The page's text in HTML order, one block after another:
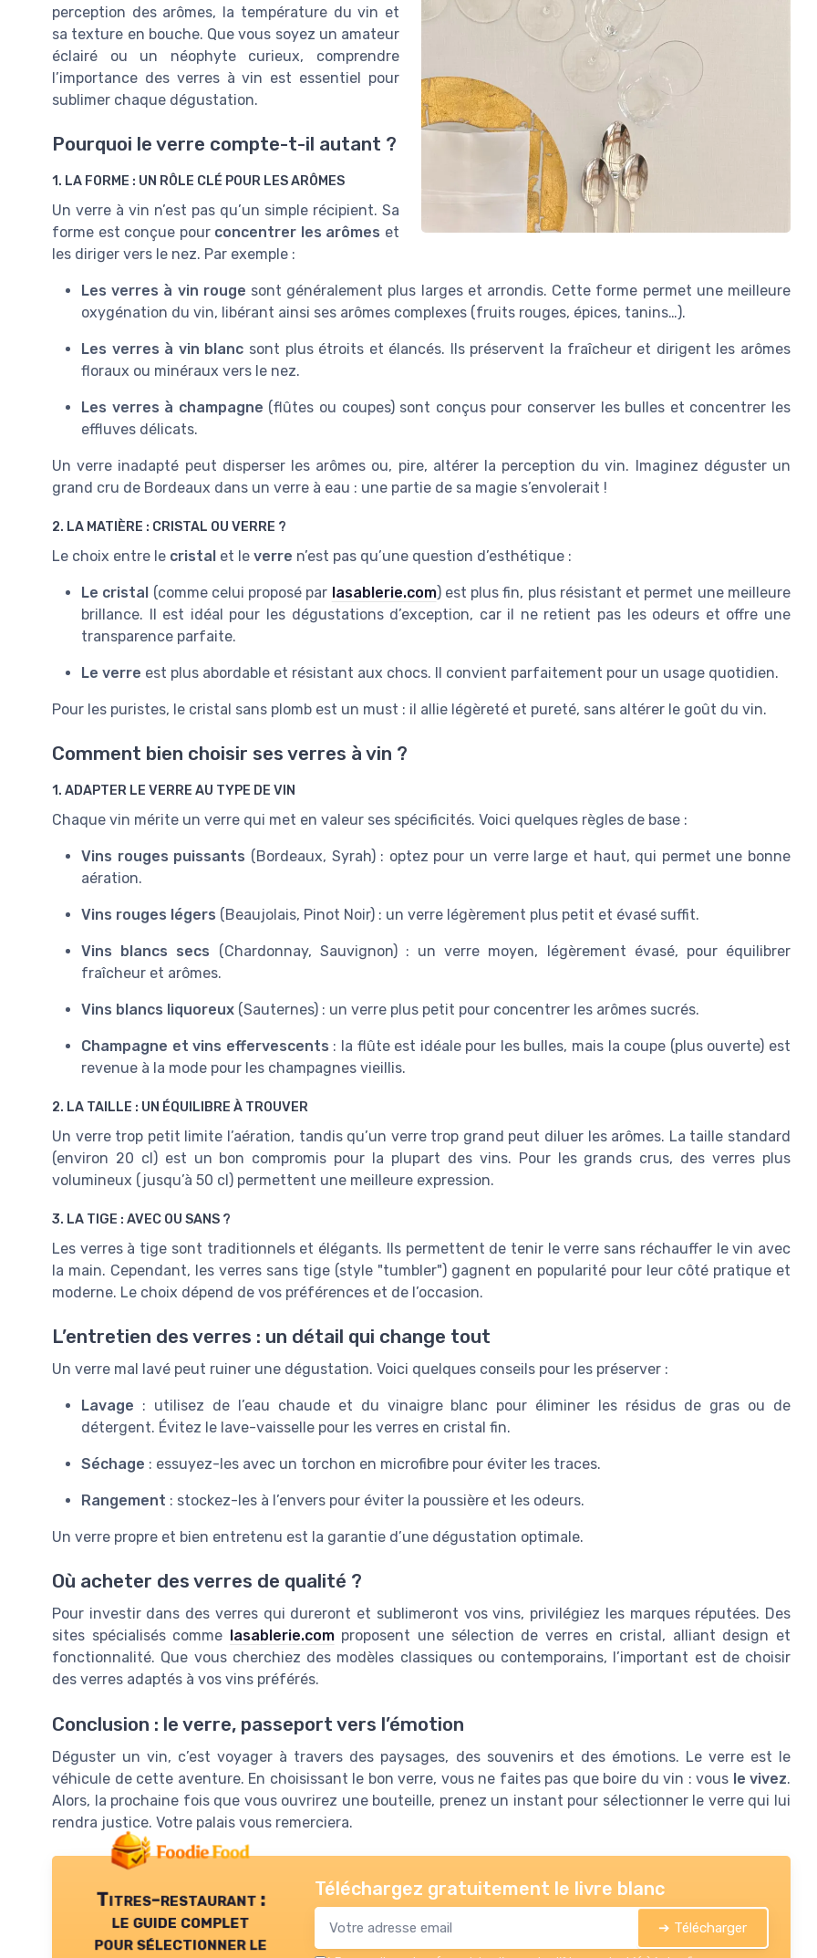
perception des arômes, la température du vin et
sa texture en bouche. Que vous soyez un amateur
éclairé ou un néophyte curieux, comprendre
l’importance des verres à vin est essentiel pour
sublimer chaque dégustation.
Pourquoi le verre compte-t-il autant ?
1. LA FORME : UN RÔLE CLÉ POUR LES ARÔMES
Un verre à vin n’est pas qu’un simple récipient. Sa
forme est conçue pour concentrer les arômes et
les diriger vers le nez. Par exemple :
Les verres à vin rouge sont généralement plus larges et arrondis. Cette forme permet une meilleure
oxygénation du vin, libérant ainsi ses arômes complexes (fruits rouges, épices, tanins…).
Les verres à vin blanc sont plus étroits et élancés. Ils préservent la fraîcheur et dirigent les arômes
floraux ou minéraux vers le nez.
Les verres à champagne (flûtes ou coupes) sont conçus pour conserver les bulles et concentrer les
effluves délicats.
Un verre inadapté peut disperser les arômes ou, pire, altérer la perception du vin. Imaginez déguster un
grand cru de Bordeaux dans un verre à eau : une partie de sa magie s’envolerait !
2. LA MATIÈRE : CRISTAL OU VERRE ?
Le choix entre le cristal et le verre n’est pas qu’une question d’esthétique :
Le cristal (comme celui proposé par lasablerie.com) est plus fin, plus résistant et permet une meilleure
brillance. Il est idéal pour les dégustations d’exception, car il ne retient pas les odeurs et offre une
transparence parfaite.
Le verre est plus abordable et résistant aux chocs. Il convient parfaitement pour un usage quotidien.
Pour les puristes, le cristal sans plomb est un must : il allie légèreté et pureté, sans altérer le goût du vin.
Comment bien choisir ses verres à vin ?
1. ADAPTER LE VERRE AU TYPE DE VIN
Chaque vin mérite un verre qui met en valeur ses spécificités. Voici quelques règles de base :
Vins rouges puissants (Bordeaux, Syrah) : optez pour un verre large et haut, qui permet une bonne
aération.
Vins rouges légers (Beaujolais, Pinot Noir) : un verre légèrement plus petit et évasé suffit.
Vins blancs secs (Chardonnay, Sauvignon) : un verre moyen, légèrement évasé, pour équilibrer
fraîcheur et arômes.
Vins blancs liquoreux (Sauternes) : un verre plus petit pour concentrer les arômes sucrés.
Champagne et vins effervescents : la flûte est idéale pour les bulles, mais la coupe (plus ouverte) est
revenue à la mode pour les champagnes vieillis.
2. LA TAILLE : UN ÉQUILIBRE À TROUVER
Un verre trop petit limite l’aération, tandis qu’un verre trop grand peut diluer les arômes. La taille standard
(environ 20 cl) est un bon compromis pour la plupart des vins. Pour les grands crus, des verres plus
volumineux (jusqu’à 50 cl) permettent une meilleure expression.
3. LA TIGE : AVEC OU SANS ?
Les verres à tige sont traditionnels et élégants. Ils permettent de tenir le verre sans réchauffer le vin avec
la main. Cependant, les verres sans tige (style "tumbler") gagnent en popularité pour leur côté pratique et
moderne. Le choix dépend de vos préférences et de l’occasion.
L’entretien des verres : un détail qui change tout
Un verre mal lavé peut ruiner une dégustation. Voici quelques conseils pour les préserver :
Lavage : utilisez de l’eau chaude et du vinaigre blanc pour éliminer les résidus de gras ou de
détergent. Évitez le lave-vaisselle pour les verres en cristal fin.
Séchage : essuyez-les avec un torchon en microfibre pour éviter les traces.
Rangement : stockez-les à l’envers pour éviter la poussière et les odeurs.
Un verre propre et bien entretenu est la garantie d’une dégustation optimale.
Où acheter des verres de qualité ?
Pour investir dans des verres qui dureront et sublimeront vos vins, privilégiez les marques réputées. Des
sites spécialisés comme
lasablerie.comproposent une sélection de verres en cristal, alliant design et
fonctionnalité. Que vous cherchiez des modèles classiques ou contemporains, l’important est de choisir
des verres adaptés à vos vins préférés.
Conclusion : le verre, passeport vers l’émotion
Déguster un vin, c’est voyager à travers des paysages, des souvenirs et des émotions. Le verre est le
véhicule de cette aventure. En choisissant le bon verre, vous ne faites pas que boire du vin : vous le vivez.
Alors, la prochaine fois que vous ouvrirez une bouteille, prenez un instant pour sélectionner le verre qui lui
rendra justice. Votre palais vous remerciera.
Titres-restaurant :
le guide complet
pour sélectionner le
Téléchargez gratuitement le livre blanc
➔ Télécharger